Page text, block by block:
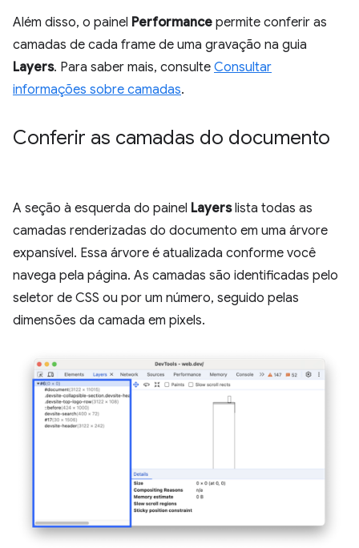
Além disso, o painel Performance permite conferir as
camadas de cada frame de uma gravação na guia
Layers. Para saber mais, consulte Consultar
informações sobre camadas.
Conferir as camadas do documento
A seção à esquerda do painel Layerslista todas as
camadas renderizadas do documento em uma árvore
expansível. Essa árvore é atualizada conforme você
navega pela página. As camadas são identificadas pelo
seletor de CSS ou por um número, seguido pelas
dimensões da camada em pixels.